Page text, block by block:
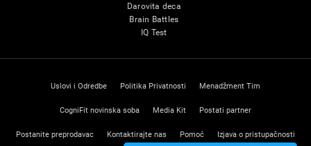
Darovita deca
Brain Battles
IQ Test
Uslovi i Odredbe Politika Privatnosti Menadžment Tim
CogniFit novinska soba Media Kit Postati partner
Postanite preprodavac Kontaktirajte nas Pomoć Izjava o pristupačnosti